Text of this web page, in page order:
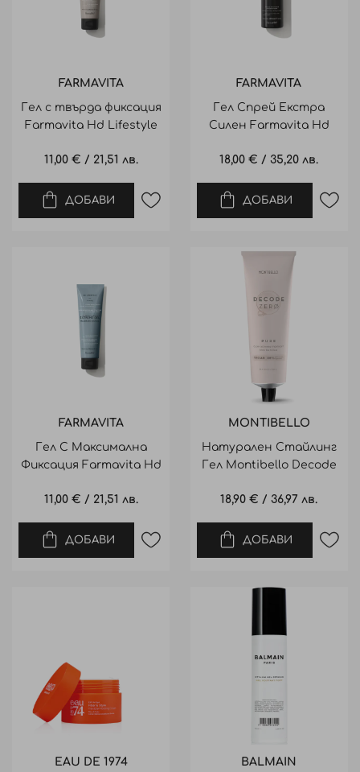
FARMAVITA
Гел с твърда фиксация
Farmavita Hd Lifestyle
11,00 € / 21,51 лв.
ДОБАВИ
FARMAVITA
Гел Спрей Екстра
Силен Farmavita Hd
18,00 € / 35,20 лв.
ДОБАВИ
FARMAVITA
Гел С Максимална
Фиксация Farmavita Hd
150Ml
11,00 € / 21,51 лв.
ДОБАВИ
MONTIBELLO
Натурален Стайлинг
Гел Моntibello Decode
18,90 € / 36,97 лв.
ДОБАВИ
EAU DE 1974 BALMAIN